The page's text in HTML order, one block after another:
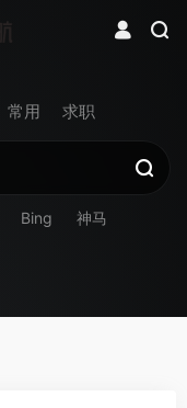
常用 求职
Bing 神马